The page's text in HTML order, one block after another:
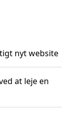
nyt website
at leje en